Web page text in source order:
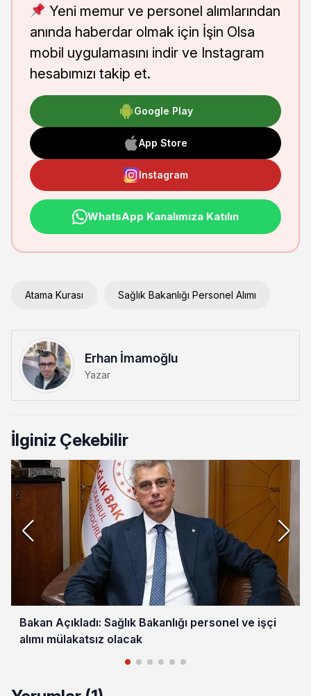
Yeni memur ve personel alımlarından
anında haberdar olmak için İşin Olsa
mobil uygulamasını indir ve Instagram
hesabımızı takip et.
Google Play
App Store
Instagram
WhatsApp Kanalımıza Katılın
Atama Kurası Sağlık Bakanlığı Personel Alımı
Erhan İmamoğlu
Yazar
İlginiz Çekebilir
Bakan Açıkladı: Sağlık Bakanlığı personel ve işçi
alımı mülakatsız olacak